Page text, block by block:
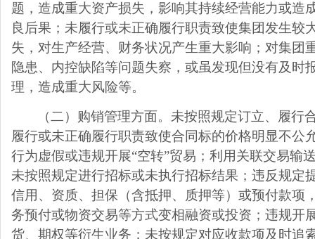
题，造成重大资产损失，影响其持续经营能力或造
良后果；未履行或未正确履行职责致使集团发生较
失，对生产经营、财务状况产生重大影响；对集团
隐患、内控缺陷等问题失察，或虽发现但没有及时
理，造成重大风险等。
（二）购销管理方面。未按照规定订立、履行
履行或未正确履行职责致使合同标的价格明显不公
行为虚假或违规开展“空转”贸易；利用关联交易输
未按照规定进行招标或未执行招标结果；违反规定
信用、资质、担保（含抵押、质押等）或预付款项
务预付或物资交易等方式变相融资或投资；违规开
货、期权等衍生业务；未按规定对应收款项及时追